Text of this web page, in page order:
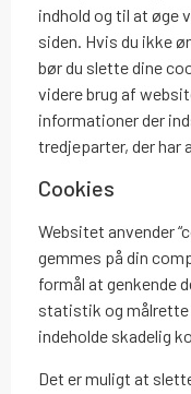
indhold og til at øge
siden. Hvis du ikke
bør du slette dine
videre brug af
informationer der
tredjeparter, der har
Cookies
Websitet anvender
gemmes på din
formål at genkende
statistik og målrette
indeholde skadelig
Det er muligt at